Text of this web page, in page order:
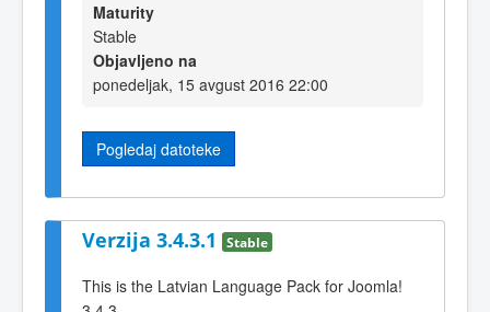
Maturity
Stable
Objavljeno na
ponedeljak, 15 avgust 2016 22:00
Pogledaj datoteke
Verzija 3.4.3.1 Stable
This is the Latvian Language Pack for Joomla!